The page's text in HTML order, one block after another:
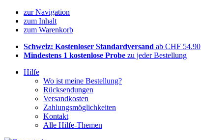
zur Navigation
zum Inhalt
zum Warenkorb
Schweiz: Kostenloser Standardversand ab CHF 54.90
Mindestens 1 kostenlose Probe zu jeder Bestellung
Hilfe
Wo ist meine Bestellung?
Rücksendungen
Versandkosten
Zahlungsmöglichkeiten
Kontakt
Alle Hilfe-Themen